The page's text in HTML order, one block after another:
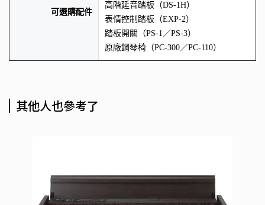
可選購配件
高階延音踏板（DS-1H）
表情控制踏板（EXP-2）
踏板開關（PS-1／PS-3）
原廠鋼琴椅（PC-300／PC-110）
其他人也參考了